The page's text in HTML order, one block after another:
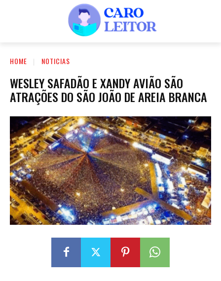
HOME NOTICIAS
WESLEY SAFADÃO E XANDY AVIÃO SÃO
ATRAÇÕES DO SÃO JOÃO DE AREIA BRANCA